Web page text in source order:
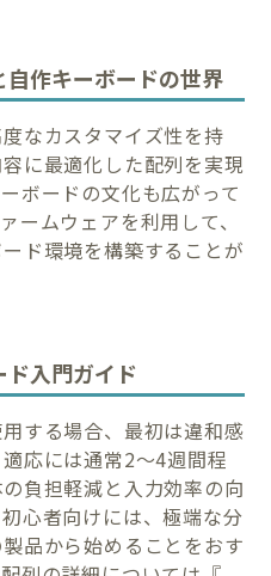
作キーボードの世界
なカスタマイズ性を持
に最適化した配列を実現
ボードの文化も広がって
ームウェアを利用して、
ド環境を構築することが
入門ガイド
する場合、最初は違和感
応には通常2〜4週間程
負担軽減と入力効率の向
心者向けには、極端な分
品から始めることをおす